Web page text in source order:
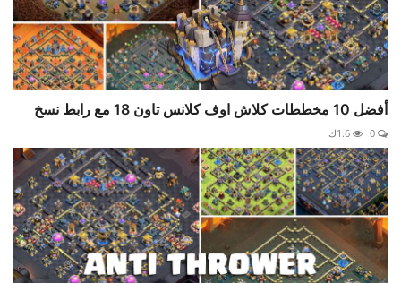
أفضل 10 مخططات كلاش اوف كلانس تاون 18 مع رابط نسخ